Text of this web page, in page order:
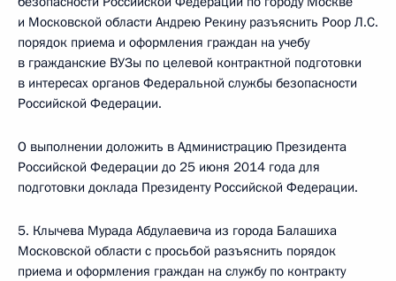
и Московской области Андрею Рекину разъяснить Роор Л.С.
порядок приема и оформления граждан на учебу
в гражданские ВУЗы по целевой контрактной подготовки
в интересах органов Федеральной службы безопасности
Российской Федерации.
О выполнении доложить в Администрацию Президента
Российской Федерации до 25 июня 2014 года для
подготовки доклада Президенту Российской Федерации.
5. Клычева Мурада Абдулаевича из города Балашиха
Московской области с просьбой разъяснить порядок
приема и оформления граждан на службу по контракту